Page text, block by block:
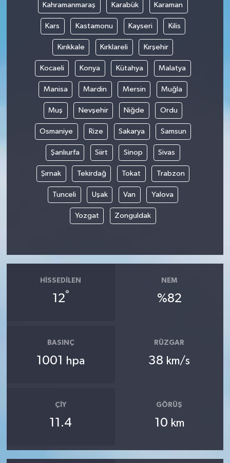
Kahramanmaraş Karabük Karaman
Kars Kastamonu Kayseri Kilis
Kırıkkale Kırklareli Kırşehir
Kocaeli Konya Kütahya Malatya
Manisa Mardin Mersin Muğla
Muş Nevşehir Niğde Ordu
Osmaniye Rize Sakarya Samsun
Şanlıurfa Siirt Sinop Sivas
Şırnak Tekirdağ Tokat Trabzon
Tunceli Uşak Van Yalova
Yozgat Zonguldak
HISSEDILEN
12°
NEM
%82
BASINÇ
1001 hpa
RÜZGAR
38 km/s
ÇIY
11.4
GÖRÜŞ
10 km